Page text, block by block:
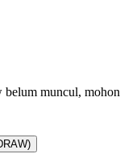
muncul,